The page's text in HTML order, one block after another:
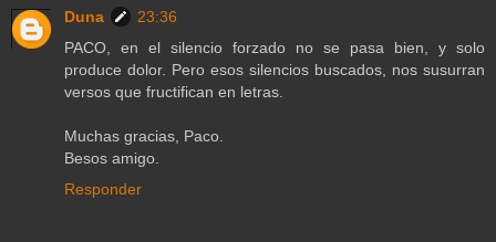
Duna
23:36
PACO, en el silencio forzado no se pasa bien, y solo
produce dolor. Pero esos silencios buscados, nos susurran
versos que fructifican en letras.
Muchas gracias, Paco.
Besos amigo.
Responder